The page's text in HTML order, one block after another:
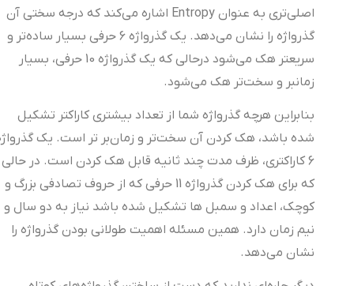
اصلی‌تری به عنوان Entropy اشاره می‌کند که درجه سختی آن
گذرواژه را نشان می‌دهد. یک گذرواژه 6 حرفی بسیار ساده‌تر و
سریعتر هک می‌شود درحالی که یک گذرواژه 10 حرفی، بسیار
زمانبر و سخت‌تر هک می‌شود.
بنابراین هرچه گذرواژه شما از تعداد بیشتری کاراکتر تشکیل
شده باشد، هک کردن آن سخت‌تر و زمان‌بر تر است. یک گذرواژه
6 کاراکتری، ظرف مدت چند ثانیه قابل هک کردن است. در حالی
که برای هک کردن گذرواژه 11 حرفی که از حروف تصادفی بزرگ و
کوچک، اعداد و سمبل ها تشکیل شده باشد نیاز به دو سال و
نیم زمان دارد. همین مسئله اهمیت طولانی بودن گذرواژه را
نشان می‌دهد.